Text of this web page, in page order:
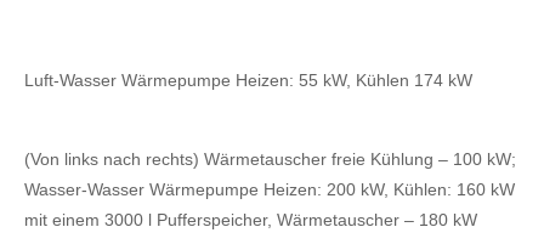
Luft-Wasser Wärmepumpe Heizen: 55 kW, Kühlen 174 kW
(Von links nach rechts) Wärmetauscher freie Kühlung – 100 kW;
Wasser-Wasser Wärmepumpe Heizen: 200 kW, Kühlen: 160 kW
mit einem 3000 l Pufferspeicher, Wärmetauscher – 180 kW